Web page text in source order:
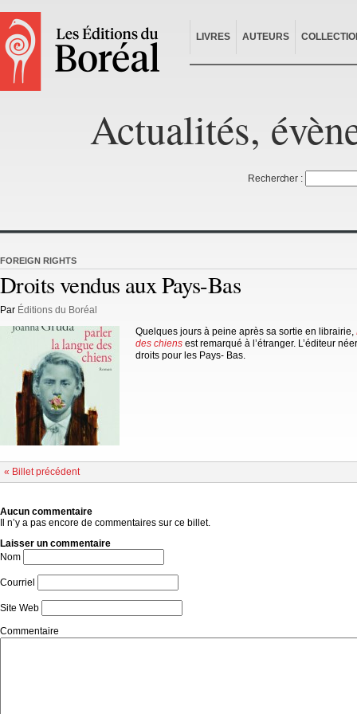
LIVRES AUTEURS
Actualités,
Rechercher :
FOREIGN RIGHTS
Droits vendus aux Pays-Bas
Par Éditions du Boréal
Quelques jours à peine après sa sortie en librairie,
des chiens est remarqué à l’étranger. L’éditeur
droits pour les Pays- Bas.
« Billet précédent
Aucun commentaire
Il n’y a pas encore de commentaires sur ce billet.
Laisser un commentaire
Nom
Courriel
Site Web
Commentaire